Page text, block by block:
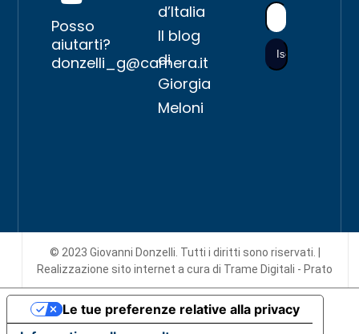
Posso
aiutarti?
donzelli_g@camera.it
d’Italia
Il blog
di
Giorgia
Meloni
© 2023 Giovanni Donzelli. Tutti i diritti sono riservati. |
Realizzazione sito interneta cura di Trame Digitali - Prato
Le tue preferenze relative alla privacy